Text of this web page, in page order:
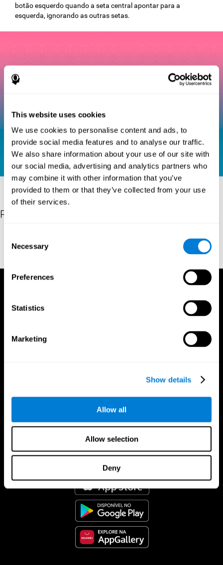
This website uses cookies
We use cookies to personalise content and ads, to
provide social media features and to analyse our traffic.
We also share information about your use of our site with
our social media, advertising and analytics partners who
may combine it with other information that you’ve
provided to them or that they’ve collected from your use
of their services.
Selection
Necessary
Preferences
Statistics
Marketing
Show details
Allow all
Allow selection
Deny
botão esquerdo quando a seta central apontar para a
esquerda, ignorando as outras setas.
Referências
identification of a target letter in a non- search task". Perception
and Psychophysics. 16: 143–149. doi:10.3758/bf03203267.